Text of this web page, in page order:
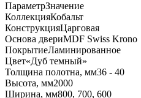
ПараметрЗначение
КоллекцияКобальт
КонструкцияЦарговая
Основа двериMDF Swiss Krono
ПокрытиеЛаминированное
Цвет«Дуб темный»
Толщина полотна, мм36 - 40
Высота, мм2000
Ширина, мм800, 700, 600